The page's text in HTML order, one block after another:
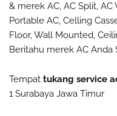
& merek AC, AC Split,
Portable AC, Celling
Floor, Wall Mounted,
Beritahu merek AC Anda
Tempat tukang service
1 Surabaya Jawa Timur